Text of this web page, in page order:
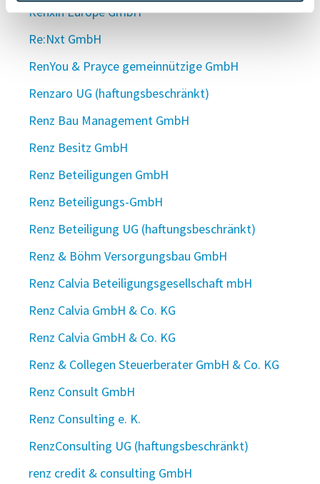
Renxin Europe GmbH
Re:Nxt GmbH
RenYou & Prayce gemeinnützige GmbH
Renzaro UG (haftungsbeschränkt)
Renz Bau Management GmbH
Renz Besitz GmbH
Renz Beteiligungen GmbH
Renz Beteiligungs-GmbH
Renz Beteiligung UG (haftungsbeschränkt)
Renz & Böhm Versorgungsbau GmbH
Renz Calvia Beteiligungsgesellschaft mbH
Renz Calvia GmbH & Co. KG
Renz Calvia GmbH & Co. KG
Renz & Collegen Steuerberater GmbH & Co. KG
Renz Consult GmbH
Renz Consulting e. K.
RenzConsulting UG (haftungsbeschränkt)
renz credit & consulting GmbH